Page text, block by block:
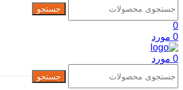
جستجو
0
0 مورد
0 مورد
جستجو